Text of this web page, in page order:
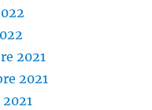
2021
2021